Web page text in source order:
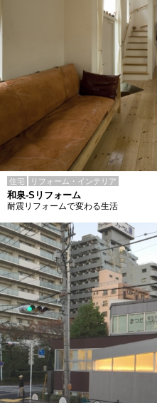
住宅 リフォーム・インテリア
和泉-Sリフォーム
耐震リフォームで変わる生活